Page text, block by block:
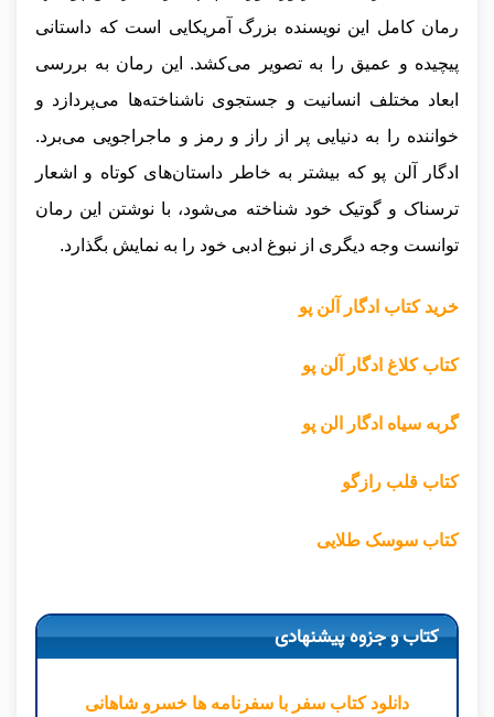
رمان کامل این نویسنده بزرگ آمریکایی است که داستانی
پیچیده و عمیق را به تصویر می‌کشد. این رمان به بررسی
ابعاد مختلف انسانیت و جستجوی ناشناخته‌ها می‌پردازد و
خواننده را به دنیایی پر از راز و رمز و ماجراجویی می‌برد.
ادگار آلن پو که بیشتر به خاطر داستان‌های کوتاه و اشعار
ترسناک و گوتیک خود شناخته می‌شود، با نوشتن این رمان
توانست وجه دیگری از نبوغ ادبی خود را به نمایش بگذارد.
خرید کتاب ادگار آلن پو
کتاب کلاغ ادگار آلن پو
گربه سیاه ادگار الن پو
کتاب قلب رازگو
کتاب سوسک طلایی
کتاب و جزوه پیشنهادی
دانلود کتاب سفر با سفرنامه‌ ها خسرو شاهانی